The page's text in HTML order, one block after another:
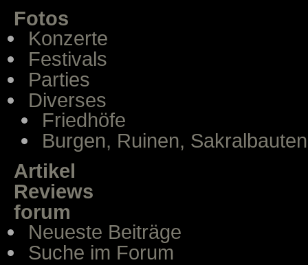
Fotos
Konzerte
Festivals
Parties
Diverses
Friedhöfe
Burgen, Ruinen, Sakralbauten
Artikel
Reviews
forum
Neueste Beiträge
Suche im Forum